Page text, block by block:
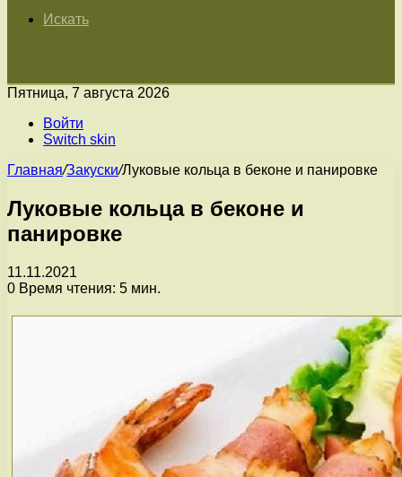
Искать
Пятница, 7 августа 2026
Войти
Switch skin
Главная/Закуски/Луковые кольца в беконе и панировке
Луковые кольца в беконе и
панировке
11.11.2021
0 Время чтения: 5 мин.